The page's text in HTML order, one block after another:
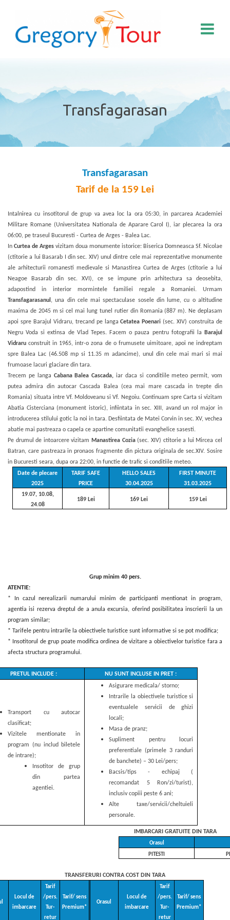
Transfagarasan
Transfagarasan
Tarif de la 159 Lei
Intalnirea cu insotitorul de grup va avea loc la ora 05:30, in parcarea Academiei
Militare Romane (Universitatea Nationala de Aparare Carol I), iar plecarea la ora
06:00, pe traseul Bucuresti - Curtea de Arges - Balea Lac.
In Curtea de Arges vizitam doua monumente istorice: Biserica Domneasca Sf. Nicolae
(ctitorie a lui Basarab I din sec. XIV) unul dintre cele mai reprezentative monumente
ale arhitecturii romanesti medievale si Manastirea Curtea de Arges (ctitorie a lui
Neagoe Basarab din sec. XVI), ce se impune prin arhitectura sa deosebita,
adapostind in interior mormintele familiei regale a Romaniei. Urmam
Transfagarasanul , una din cele mai spectaculase sosele din lume, cu o altitudine
maxima de 2045 m si cel mai lung tunel rutier din Romania (887 m). Ne deplasam
apoi spre Barajul Vidraru, trecand pe langaCetatea Poenari (sec. XIV) construita de
Negru Voda si extinsa de Vlad Tepes. Facem o pauza pentru fotografii la
Barajul
Vidraru construit in 1965, intr-o zona de o frumusete uimitoare, apoi ne indreptam
spre Balea Lac (46.508 mp si 11.35 m adancime), unul din cele mai mari si mai
frumoase lacuri glaciare din tara.
Trecem pe langa Cabana Balea Cascada, iar daca si conditiile meteo permit, vom
putea admira din autocar Cascada Balea (cea mai mare cascada in trepte din
Romania) situata intre Vf. Moldoveanu si Vf. Negoiu. Continuam spre Carta si vizitam
Abatia Cisterciana (monument istoric), infiintata in sec. XIII, avand un rol major in
introducerea stilului gotic la noi in tara. Desfiintata de Matei Corvin in sec. XV, vechea
abatie mai pastreaza o capela ce apartine comunitatii evanghelice sasesti.
Pe drumul de intoarcere vizitam Manastirea Cozia(sec. XIV) ctitorie a lui Mircea cel
Batran, care pastreaza in pronaos fragmente din pictura originala de sec.XIV. Sosire
in Bucuresti seara, dupa ora 22:00, in functie de trafic si conditiile meteo.
Date de plecare
2025
TARIF SAFE
PRICE
HELLO SALES
30.04.2025
FIRST MINUTE
31.03.2025
19.07, 10.08,
24.08
189 Lei 169 Lei 159 Lei
Grup minim 40 pers.
ATENTIE:
* In cazul nerealizarii numarului minim de participanti mentionat in program,
agentia isi rezerva dreptul de a anula excursia, oferind posibilitatea inscrierii la un
program similar;
* Tarifele pentru intrarile la obiectivele turistice sunt informative si se pot modifica;
* Insotitorul de grup poate modifica ordinea de vizitare a obiectivelor turistice fara a
afecta structura programului.
PRETUL INCLUDE : NU SUNT INCLUSE IN PRET :
Transport cu autocar
clasificat;
Vizitele mentionate in
program (nu includ biletele
de intrare);
Insotitor de grup
din partea
agentiei.
Asigurare medicala/ storno;
Intrarile la obiectivele turistice si
eventualele servicii de ghizi
locali;
Masa de pranz;
Supliment pentru locuri
preferentiale (primele 3 randuri
de banchete) – 30 Lei/pers;
Bacsis/tips - echipaj (
recomandat 5 Ron/zi/turist),
inclusiv copiii peste 6 ani;
Alte taxe/servicii/cheltuieli
personale.
IMBARCARI GRATUITE DIN TARA
Orasul
PITESTI
TRANSFERURI CONTRA COST DIN TARA
Locul de
imbarcare
Tarif
/pers.
Tur-
retur
Tarif/ sens
Premium*
Orasul
Locul de
imbarcare
Tarif
/pers.
Tur-
retur
Tarif/ sens
Premium*